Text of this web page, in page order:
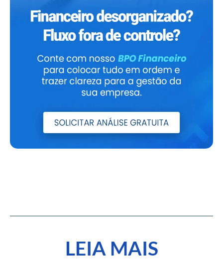
LEIA MAIS